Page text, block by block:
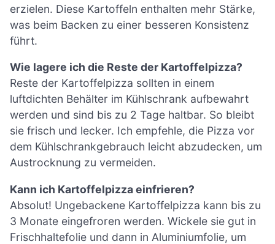
erzielen. Diese Kartoffeln enthalten mehr Stärke,
was beim Backen zu einer besseren Konsistenz
führt.
Wie lagere ich die Reste der Kartoffelpizza?
Reste der Kartoffelpizza sollten in einem
luftdichten Behälter im Kühlschrank aufbewahrt
werden und sind bis zu 2 Tage haltbar. So bleibt
sie frisch und lecker. Ich empfehle, die Pizza vor
dem Kühlschrankgebrauch leicht abzudecken, um
Austrocknung zu vermeiden.
Kann ich Kartoffelpizza einfrieren?
Absolut! Ungebackene Kartoffelpizza kann bis zu
3 Monate eingefroren werden. Wickele sie gut in
Frischhaltefolie und dann in Aluminiumfolie, um